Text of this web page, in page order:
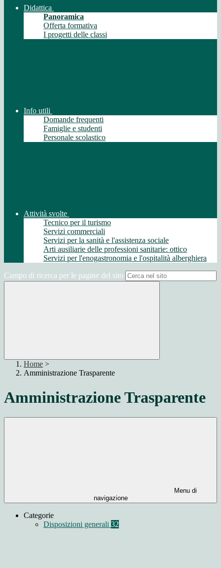
Didattica
Panoramica
Offerta formativa
I progetti delle classi
Info utili
Domande frequenti
Famiglie e studenti
Personale scolastico
Attività svolte
Tecnico per il turismo
Servizi commerciali
Servizi per la sanità e l'assistenza sociale
Arti ausiliarie delle professioni sanitarie: ottico
Servizi per l'enogastronomia e l'ospitalità alberghiera
Campo di ricerca per le pagine del sito
Home >
Amministrazione Trasparente
Amministrazione Trasparente
Menu di
navigazione
Categorie
Disposizioni generali 32